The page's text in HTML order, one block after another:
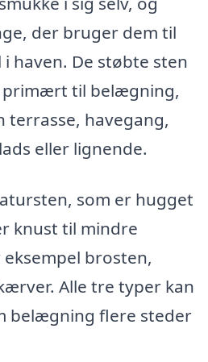
der bruger dem til
haven. De støbte sten
primært til belægning,
terrasse, havegang,
eller lignende.
som er hugget
knust til mindre
brosten,
Alle tre typer kan
belægning flere steder